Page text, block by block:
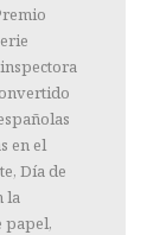
en el
Día de
la
papel,